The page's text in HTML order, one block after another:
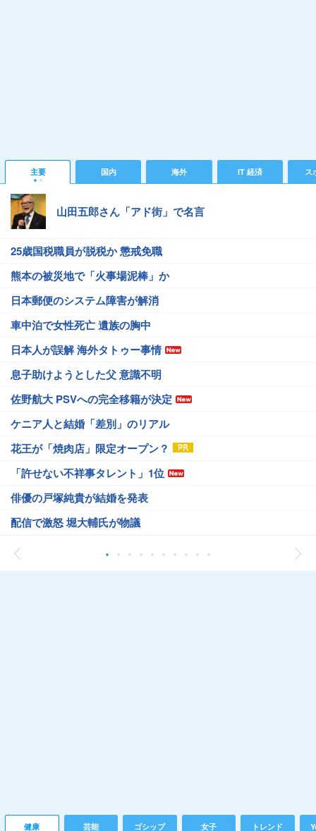
主要 国内 海外 IT 経済 ス
山田五郎さん「アド街」で名言
25歳国税職員が脱税か 懲戒免職
熊本の被災地で「火事場泥棒」か
日本郵便のシステム障害が解消
車中泊で女性死亡 遺族の胸中
日本人が誤解 海外タトゥー事情
息子助けようとした父 意識不明
佐野航大 PSVへの完全移籍が決定
ケニア人と結婚「差別」のリアル
花王が「焼肉店」限定オープン？
「許せない不祥事タレント」1位
俳優の戸塚純貴が結婚を発表
配信で激怒 堀大輔氏が物議
健康 芸能 ゴシップ 女子 トレンド